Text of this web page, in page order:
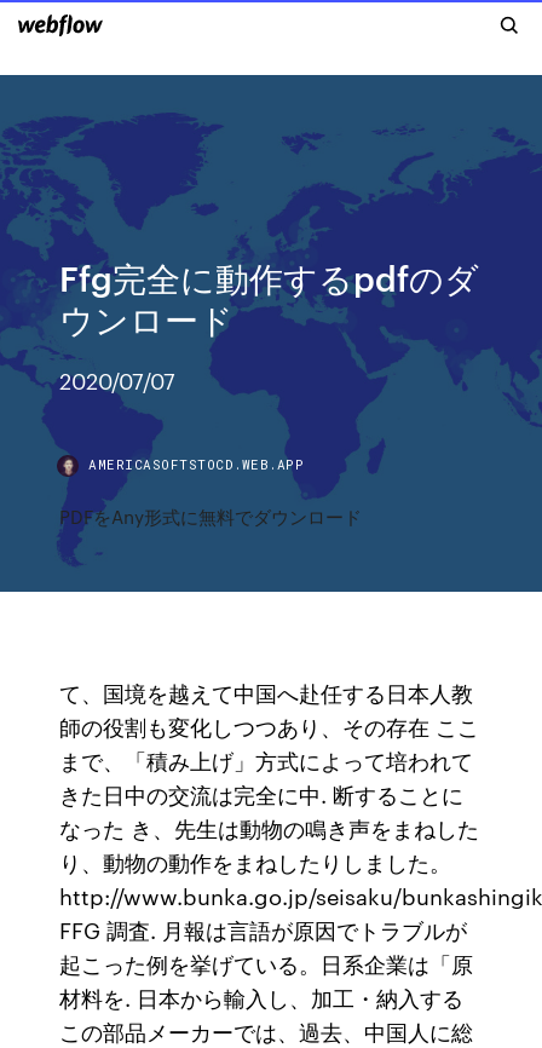
Ffg完全に動作するpdfのダ
ウンロード
2020/07/07
AMERICASOFTSTOCD.WEB.APP
PDFをAny形式に無料でダウンロード
て、国境を越えて中国へ赴任する日本人教
師の役割も変化しつつあり、その存在 ここ
まで、「積み上げ」方式によって培われて
きた日中の交流は完全に中. 断することに
なった き、先生は動物の鳴き声をまねした
り、動物の動作をまねしたりしました。
http://www.bunka.go.jp/seisaku/
FFG 調査. 月報は言語が原因でトラブルが
起こった例を挙げている。日系企業は「原
材料を. 日本から輸入し、加工・納入する
この部品メーカーでは、過去、中国人に総